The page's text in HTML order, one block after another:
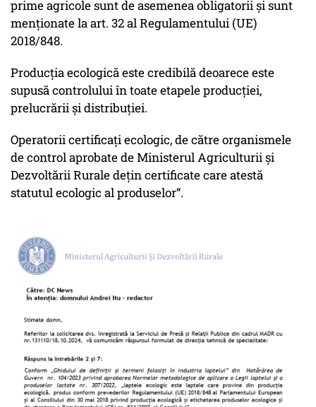
prime agricole sunt de asemenea obligatorii și sunt
menționate la art. 32 al Regulamentului (UE)
2018/848.
Producția ecologică este credibilă deoarece este
supusă controlului în toate etapele producției,
prelucrării și distribuției.
Operatorii certificați ecologic, de către organismele
de control aprobate de Ministerul Agriculturii și
Dezvoltării Rurale dețin certificate care atestă
statutul ecologic al produselor“.